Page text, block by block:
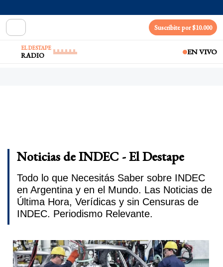
Suscribite por $10.000
EL DESTAPE
RADIO EN VIVO
Noticias de INDEC - El Destape
Todo lo que Necesitás Saber sobre INDEC
en Argentina y en el Mundo. Las Noticias de
Última Hora, Verídicas y sin Censuras de
INDEC. Periodismo Relevante.